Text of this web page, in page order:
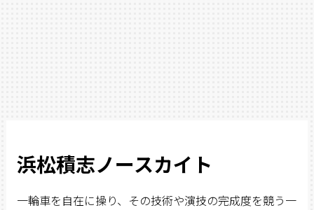
浜松積志ノースカイト
一輪車を自在に操り、その技術や演技の完成度を競う一